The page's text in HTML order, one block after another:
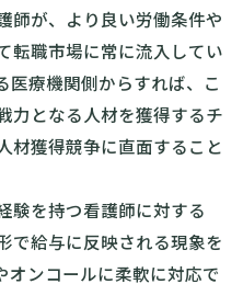
師が、より良い労働条件や
転職市場に常に流入してい
医療機関側からすれば、こ
力となる人材を獲得するチ
材獲得競争に直面すること
験を持つ看護師に対する
で給与に反映される現象を
オンコールに柔軟に対応で